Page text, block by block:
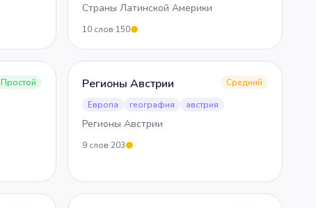
Страны Латинской Америки
10 слов·150
Простой Регионы Австрии
Средний
Европа
география австрия
Регионы Австрии
9 слов·203